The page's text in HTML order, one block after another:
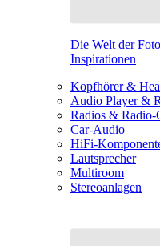
Die Welt der
Inspirationen
Kopfhörer &
Audio Player &
Radios & Radio-
Car-Audio
HiFi-
Lautsprecher
Multiroom
Stereoanlagen